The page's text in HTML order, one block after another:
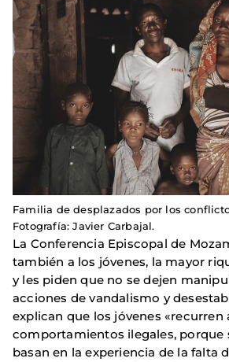
Familia de desplazados por los
Fotografía: Javier Carbajal.
La Conferencia Episcopal de
también a los jóvenes, la mayor
y les piden que no se dejen
acciones de vandalismo y
explican que los jóvenes «recurren
comportamientos ilegales, porque
basan en la experiencia de la falta